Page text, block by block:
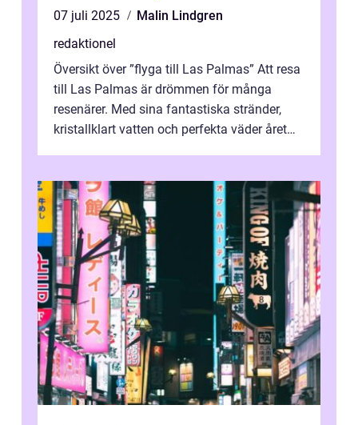
07 juli 2025
Malin Lindgren
redaktionel
Översikt över ”flyga till Las Palmas” Att resa
till Las Palmas är drömmen för många
resenärer. Med sina fantastiska stränder,
kristallklart vatten och perfekta väder året